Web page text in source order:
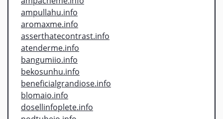
ampullahu.info
aromaxme.info
asserthatecontrast.info
atenderme.info
bangumiio.info
bekosunhu.info
beneficialgrandiose.info
blomaio.info
dosellinfoplete.info